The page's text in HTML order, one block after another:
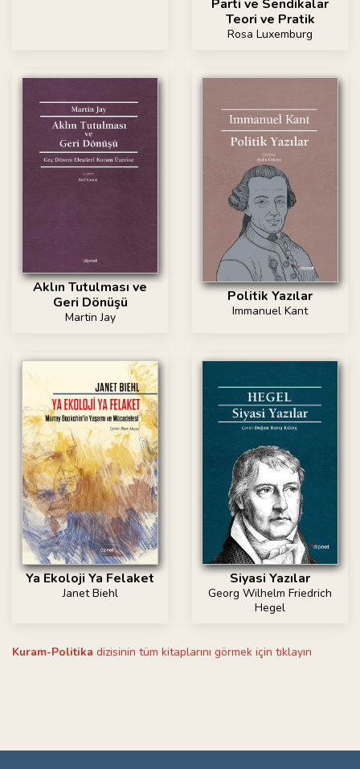
Parti ve Sendikalar
Teori ve Pratik
Rosa Luxemburg
Aklın Tutulması ve
Geri Dönüşü
Martin Jay
Politik Yazılar
Immanuel Kant
Ya Ekoloji Ya Felaket
Janet Biehl
Siyasi Yazılar
Georg Wilhelm Friedrich
Hegel
Kuram-Politika dizisinin tüm kitaplarını görmek için tıklayın